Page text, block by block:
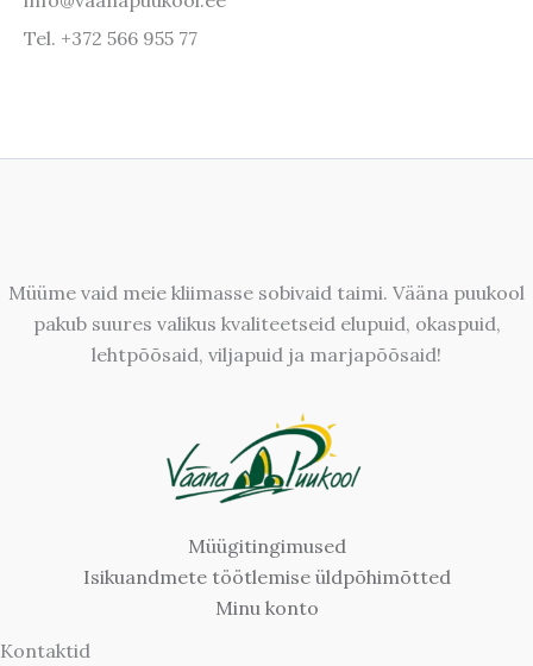
Tel. +372 566 955 77
Müüme vaid meie kliimasse sobivaid taimi. Vääna puukool
pakub suures valikus kvaliteetseid elupuid, okaspuid,
lehtpõõsaid, viljapuid ja marjapõõsaid!
Müügitingimused
Isikuandmete töötlemise üldpõhimõtted
Minu konto
Kontaktid